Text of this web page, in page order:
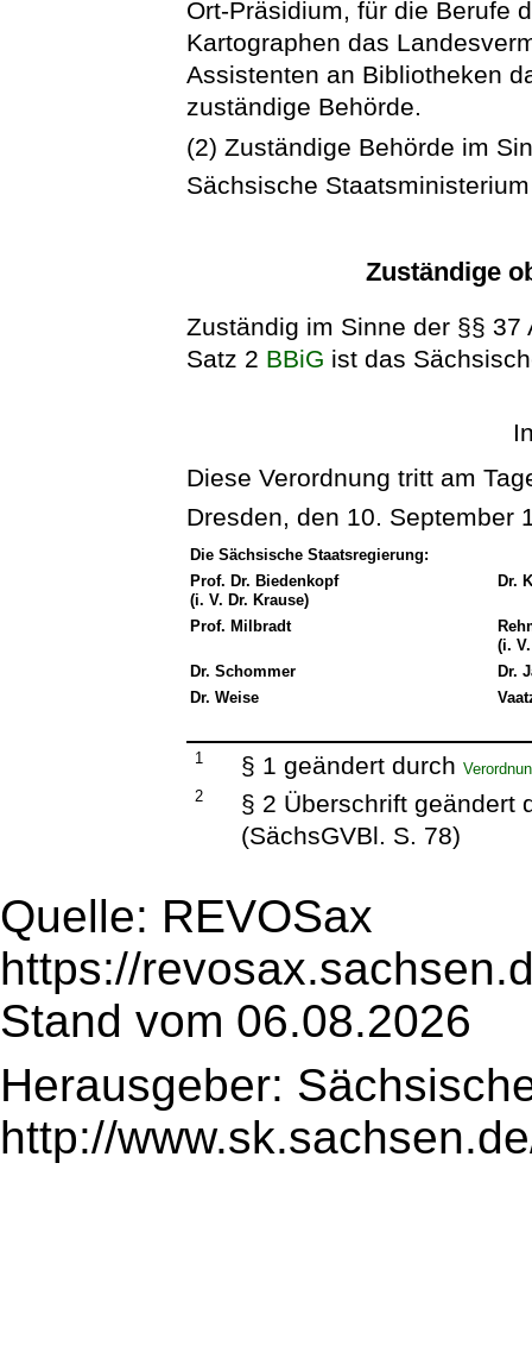
Ort-Präsidium, für die Berufe
Kartographen das
Assistenten an Bibliotheken
zuständige Behörde.
(2) Zuständige Behörde im
Sächsische
Zuständige
Zuständig im Sinne der §§
Satz 2 BBiG ist das
Diese Verordnung tritt am
Dresden, den 10. September
Die Sächsische Staatsregierung:
Prof. Dr. Biedenkopf
(i. V. Dr. Krause)
Dr.
Prof. Milbradt
(i.
Dr. Schommer
Dr.
Dr. Weise
1 § 1 geändert durch
2
§ 2 Überschrift geändert
(SächsGVBl. S. 78)
Quelle: REVOSax
https://
Stand vom 06.08.2026
Herausgeber:
http://